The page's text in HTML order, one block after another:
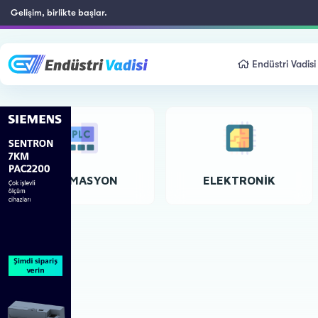
Gelişim, birlikte başlar.
Endüstri Vadisi
OTOMASYON ELEKTRONIK